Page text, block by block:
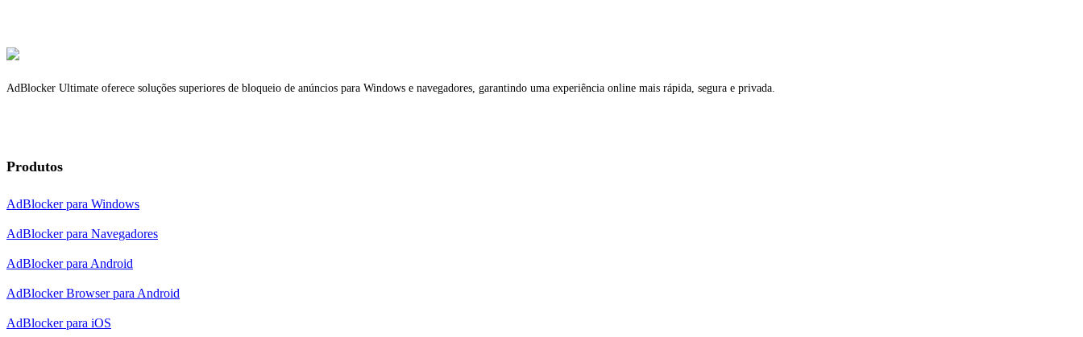
AdBlocker Ultimate oferece soluções superiores de bloqueio de anúncios para Windows e navegadores, garantindo uma experiência online mais rápida, segura e privada.
Produtos
AdBlocker para Windows
AdBlocker para Navegadores
AdBlocker para Android
AdBlocker Browser para Android
AdBlocker para iOS